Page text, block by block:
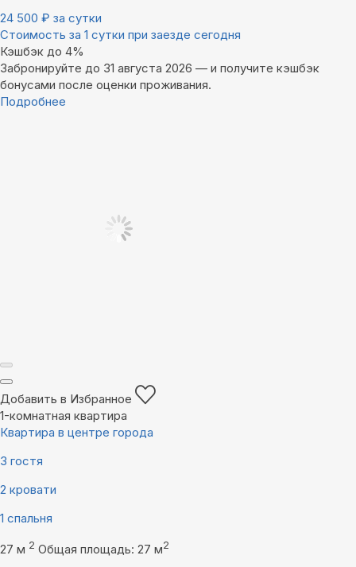
24 500 ₽ за сутки
Стоимость за 1 сутки при заезде сегодня
Кэшбэк до 4%
Забронируйте до 31 августа 2026 — и получите кэшбэк
бонусами после оценки проживания.
Подробнее
Добавить в Избранное
1-комнатная квартира
Квартира в центре города
3 гостя
2 кровати
1 спальня
27 м 2 Общая площадь: 27 м2